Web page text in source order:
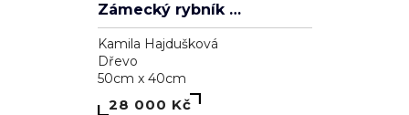
Zámecký rybník v Lednici
Kamila Hajdušková
Dřevo
50cm x 40cm
28 000 Kč